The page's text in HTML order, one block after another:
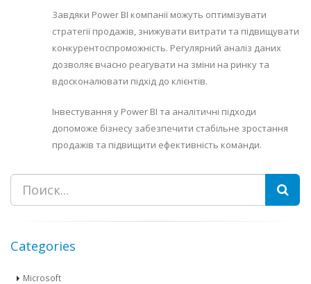
Завдяки Power BI компанії можуть оптимізувати
стратегії продажів, знижувати витрати та підвищувати
конкурентоспроможність. Регулярний аналіз даних
дозволяє вчасно реагувати на зміни на ринку та
вдосконалювати підхід до клієнтів.
Інвестування у Power BI та аналітичні підходи
допоможе бізнесу забезпечити стабільне зростання
продажів та підвищити ефективність команди.
Categories
Microsoft